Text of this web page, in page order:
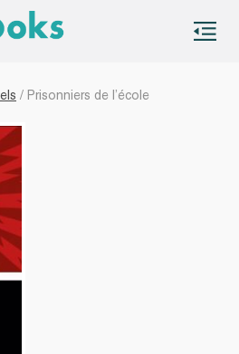
/ Prisonniers de l’école